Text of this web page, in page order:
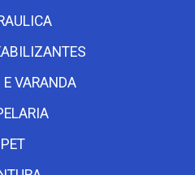
VARANDA
PET